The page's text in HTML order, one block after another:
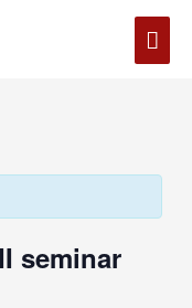
seminar